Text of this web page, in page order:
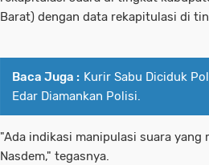
Barat) dengan data rekapitulasi di
Baca Juga : Kurir Sabu Diciduk
Edar Diamankan Polisi.
"Ada indikasi manipulasi suara yang
Nasdem," tegasnya.